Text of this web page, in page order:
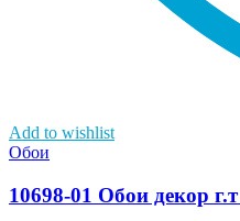
Add to wishlist
Обои
10698-01 Обои декор